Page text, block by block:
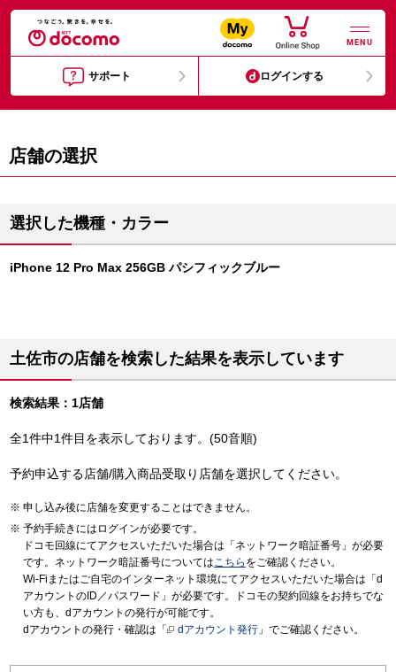
MENU
サポート ログインする
店舗の選択
選択した機種・カラー
iPhone 12 Pro Max 256GB パシフィックブルー
土佐市の店舗を検索した結果を表示しています
検索結果：1店舗
全1件中1件目を表示しております。(50音順)
予約申込する店舗/購入商品受取り店舗を選択してください。
申し込み後に店舗を変更することはできません。
予約手続きにはログインが必要です。
ドコモ回線にてアクセスいただいた場合は「ネットワーク暗証番号」が必要
です。ネットワーク暗証番号についてはこちら をご確認ください。
Wi-Fiまたはご自宅のインターネット環境にてアクセスいただいた場合は「d
アカウントのID／パスワード」が必要です。ドコモの契約回線をお持ちでな
い方も、dアカウントの発行が可能です。
dアカウントの発行・確認は「
dアカウント発行 」でご確認ください。